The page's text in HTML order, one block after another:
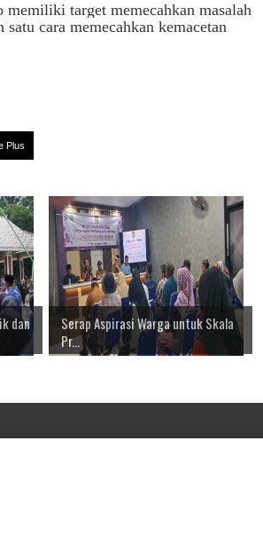
target memecahkan masalah
cara memecahkan kemacetan
Plus
dan
Serap Aspirasi Warga untuk Skala
Pr...